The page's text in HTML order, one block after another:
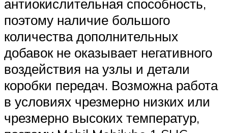
антиокислительная способность,
поэтому наличие большого
количества дополнительных
добавок не оказывает негативного
воздействия на узлы и детали
коробки передач. Возможна работа
в условиях чрезмерно низких или
чрезмерно высоких температур,